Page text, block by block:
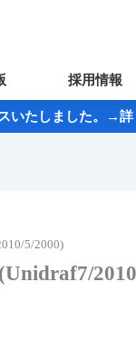
採用情報
いたしました。→
5/2000)